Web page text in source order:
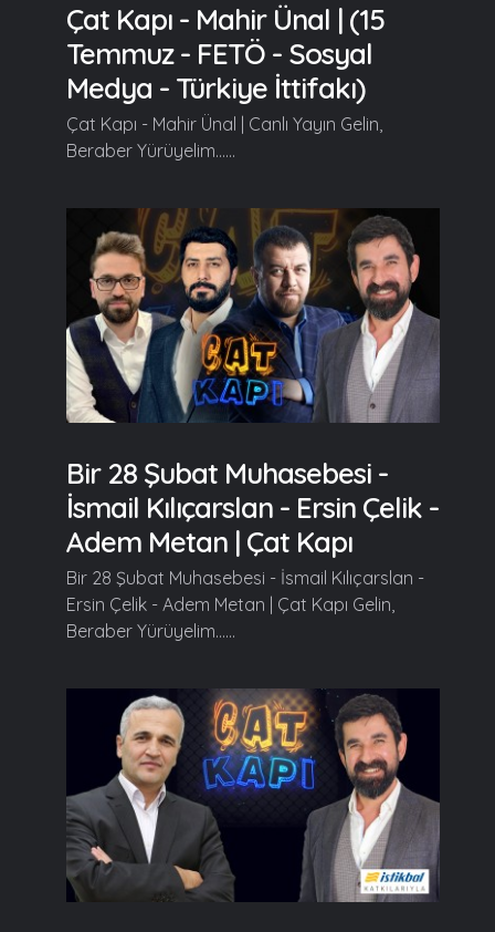
Çat Kapı - Mahir Ünal | (15
Temmuz - FETÖ - Sosyal
Medya - Türkiye İttifakı)
Çat Kapı - Mahir Ünal | Canlı Yayın Gelin,
Beraber Yürüyelim......
Bir 28 Şubat Muhasebesi -
İsmail Kılıçarslan - Ersin Çelik -
Adem Metan | Çat Kapı
Bir 28 Şubat Muhasebesi - İsmail Kılıçarslan -
Ersin Çelik - Adem Metan | Çat Kapı Gelin,
Beraber Yürüyelim......